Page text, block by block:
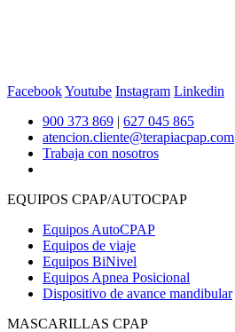
FacebookYoutube Instagram Linkedin
900 373 869 | 627 045 865
atencion.cliente@terapiacpap.com
Trabaja con nosotros
EQUIPOS CPAP/AUTOCPAP
Equipos AutoCPAP
Equipos de viaje
Equipos BiNivel
Equipos Apnea Posicional
Dispositivo de avance mandibular
MASCARILLAS CPAP